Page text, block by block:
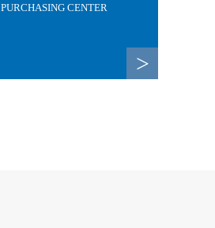
PURCHASING CENTER
>